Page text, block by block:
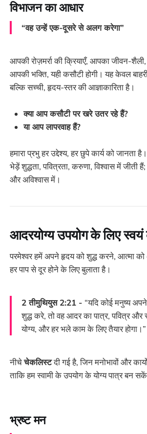
विभाजन का आधार
“वह उन्हें एक-दूसरे से अलग करेगा”
आपकी रोज़मर्रा की क्रियाएँ, आपका जीवन-
आपकी भक्ति, यही कसौटी होगी। यह केवल बाहरी
बल्कि सच्ची, हृदय-स्तर की आज्ञाकारिता है।
क्या आप कसौटी पर खरे उतर रहे हैं?
या आप लापरवाह हैं?
हमारा प्रभु हर उद्देश्य, हर छुपे कार्य को जानता
भेड़ें शुद्धता, पवित्रता, करुणा, विश्वास में जीती हैं;
और अविश्वास में।
आदरयोग्य उपयोग के लिए स्वयं
परमेश्वर हमें अपने हृदय को शुद्ध करने, आत्मा
हर पाप से दूर होने के लिए बुलाता है।
2 तीमुथियुस 2:21 - “यदि कोई मनुष्य
शुद्ध करे, तो वह आदर का पात्र, पवित्र और
योग्य, और हर भले काम के लिए तैयार होगा।”
नीचेचेकलिस्टदी गई है, जिन मनोभावों और
ताकि हम स्वामी के उपयोग के योग्य पात्र बन
भ्रष्ट मन